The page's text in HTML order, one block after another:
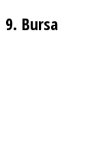
9. Bursa